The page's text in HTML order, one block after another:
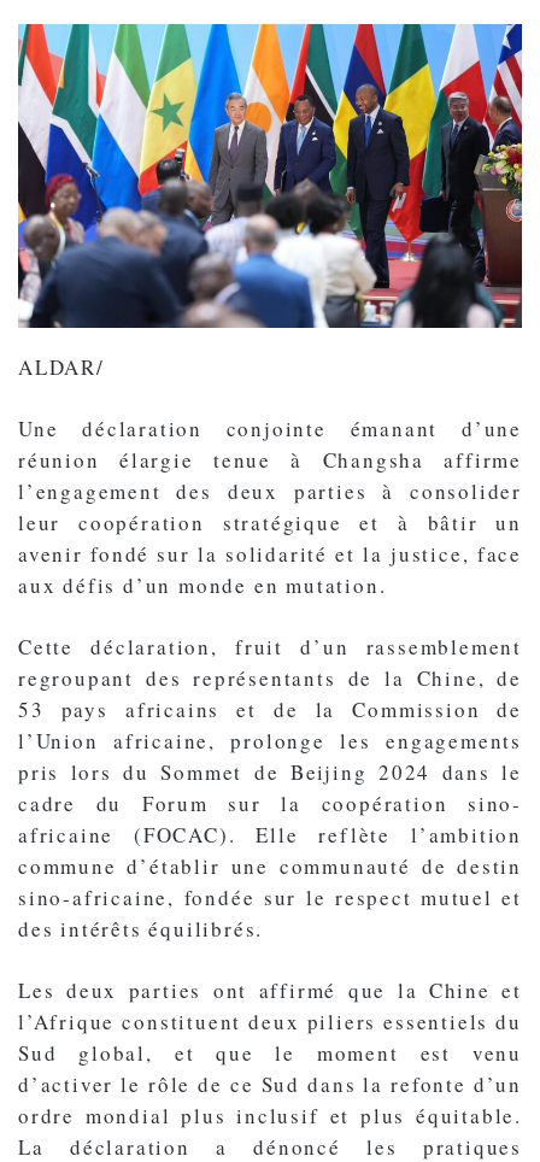
ALDAR/
Une déclaration conjointe émanant d’une
réunion élargie tenue à Changsha affirme
l’engagement des deux parties à consolider
leur coopération stratégique et à bâtir un
avenir fondé sur la solidarité et la justice, face
aux défis d’un monde en mutation.
Cette déclaration, fruit d’un rassemblement
regroupant des représentants de la Chine, de
53 pays africains et de la Commission de
l’Union africaine, prolonge les engagements
pris lors du Sommet de Beijing 2024 dans le
cadre du Forum sur la coopération sino-
africaine (FOCAC). Elle reflète l’ambition
commune d’établir une communauté de destin
sino-africaine, fondée sur le respect mutuel et
des intérêts équilibrés.
Les deux parties ont affirmé que la Chine et
l’Afrique constituent deux piliers essentiels du
Sud global, et que le moment est venu
d’activer le rôle de ce Sud dans la refonte d’un
ordre mondial plus inclusif et plus équitable.
La déclaration a dénoncé les pratiques